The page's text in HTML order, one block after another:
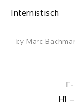
Internistisch
- by Marc
H1